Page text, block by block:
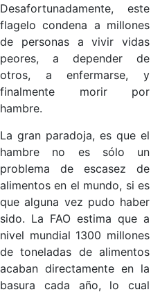
Desafortunadamente, este
flagelo condena a millones
de personas a vivir vidas
peores, a depender de
otros, a enfermarse, y
finalmente morir por
hambre.
La gran paradoja, es que el
hambre no es sólo un
problema de escasez de
alimentos en el mundo, si es
que alguna vez pudo haber
sido. La FAO estima que a
nivel mundial 1300 millones
de toneladas de alimentos
acaban directamente en la
basura cada año, lo cual